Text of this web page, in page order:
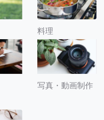
料理
写真・動画制作